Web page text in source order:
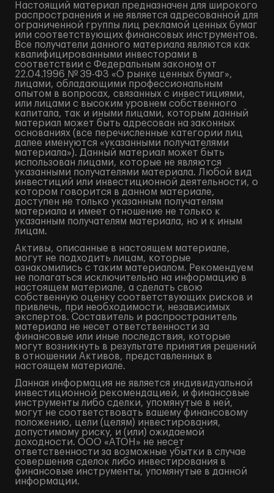
Настоящий материал предназначен для широкого
распространения и не является адресованной для
ограниченной группы лиц рекламой ценных бумаг
или соответствующих финансовых инструментов.
Все получатели данного материала являются как
квалифицированными инвесторами в
соответствии с Федеральным законом от
22.04.1996 № 39-ФЗ «О рынке ценных бумаг»,
лицами, обладающими профессиональным
опытом в вопросах, связанных с инвестициями,
или лицами с высоким уровнем собственного
капитала, так и иными лицами, которым данный
материал может быть адресован на законных
основаниях (все перечисленные категории лиц
далее именуются «указанными получателями
материала»). Данный материал может быть
использован лицами, которые не являются
указанными получателями материала. Любой вид
инвестиций или инвестиционной деятельности, о
котором говорится в данном материале,
доступен не только указанным получателям
материала и имеет отношение не только к
указанным получателям материала, но и к иным
лицам.
Активы, описанные в настоящем материале,
могут не подходить лицам, которые
ознакомились с таким материалом. Рекомендуем
не полагаться исключительно на информацию в
настоящем материале, а сделать свою
собственную оценку соответствующих рисков и
привлечь, при необходимости, независимых
экспертов. Составитель и распространитель
материала не несет ответственности за
финансовые или иные последствия, которые
могут возникнуть в результате принятия решений
в отношении Активов, представленных в
настоящем материале.
Данная информация не является индивидуальной
инвестиционной рекомендацией, и финансовые
инструменты либо сделки, упомянутые в ней,
могут не соответствовать вашему финансовому
положению, цели (целям) инвестирования,
допустимому риску, и (или) ожидаемой
доходности. ООО «АТОН» не несет
ответственности за возможные убытки в случае
совершения сделок либо инвестирования в
финансовые инструменты, упомянутые в данной
информации.